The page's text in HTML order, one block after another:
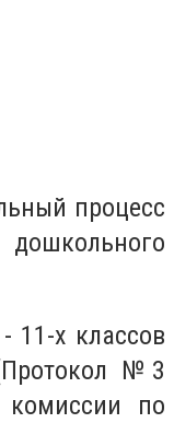
процесс
дошкольного
11-х классов
№3
комиссии по